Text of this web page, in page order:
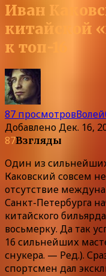
Иван
китайской
к топ-16
87 просмотров
ДобавленоДек. 16,
87Взгляды
Один из
Каковский совсем
отсутствие
Санкт-Петербурга
китайского
восьмерку. Да так
16 сильнейших
снукера. — Ред.).
спортсмен дал